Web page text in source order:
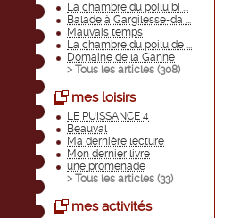
La chambre du poilu bi ...
Balade à Gargilesse-da ...
Mauvais temps
La chambre du poilu de ...
Domaine de la Ganne
> Tous les articles (308)
mes loisirs
LE PUISSANCE 4
Beauval
Ma dernière lecture
Mon dernier livre
une promenade
> Tous les articles (33)
mes activités